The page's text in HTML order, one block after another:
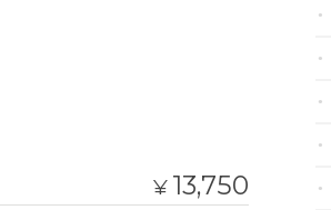
¥ 13,750